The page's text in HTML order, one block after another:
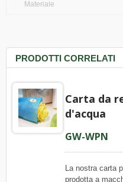
Materiale
PRODOTTI CORRELATI
Carta da
d'acqua
GW-WPN
La nostra carta
prodotta a